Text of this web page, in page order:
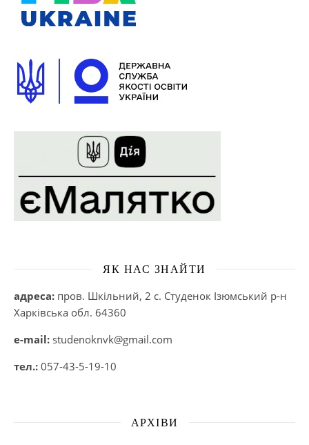
ЯК НАС ЗНАЙТИ
адреса: пров. Шкільний, 2 с. Студенок Ізюмський р-н
Харківська обл. 64360
e-mail: studenoknvk@gmail.com
тел.: 057-43-5-19-10
АРХІВИ